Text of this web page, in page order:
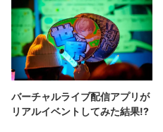
バーチャルライブ配信アプリが
リアルイベントしてみた結果!?